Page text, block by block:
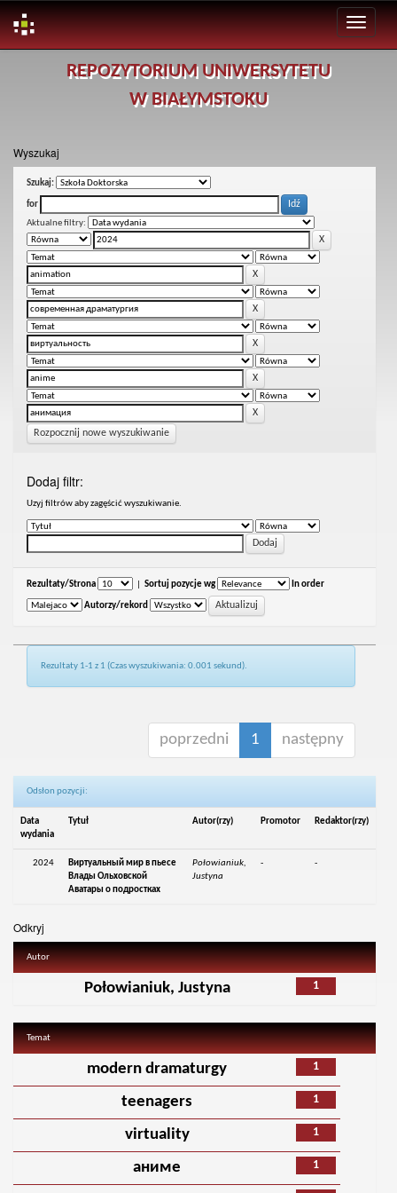
REPOZYTORIUM UNIWERSYTETU
W BIAŁYMSTOKU
Wyszukaj
Szukaj:
for
Aktualne filtry:
Rozpocznij nowe wyszukiwanie
Dodaj filtr:
Uzyj filtrów aby zagęścić wyszukiwanie.
Rezultaty/Strona Sortuj pozycje wg In order
Autorzy/rekord
Rezultaty 1-1 z 1 (Czas wyszukiwania: 0.001 sekund).
poprzedni 1 następny
Odsłon pozycji:
Data
wydania
Tytuł Autor(rzy) Promotor Redaktor(rzy)
2024
Виртуальный мир в пьесе
Влады Ольховской
Аватары о подростках
Połowianiuk,
Justyna
- -
Odkryj
Autor
1
Połowianiuk, Justyna
Temat
1
modern dramaturgy
1
teenagers
1
virtuality
1
аниме